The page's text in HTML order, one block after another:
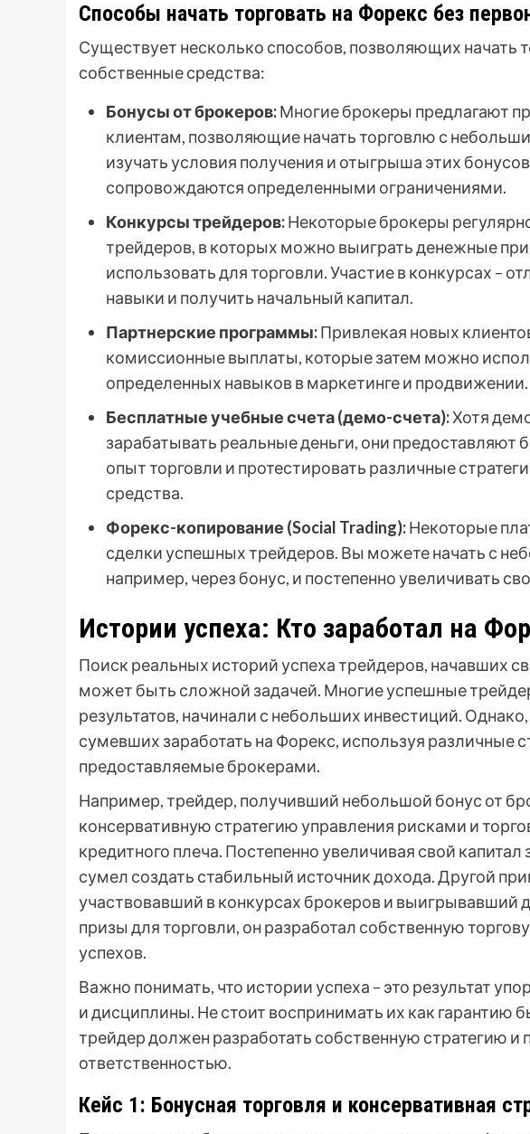
Способы начать торговать на Форекс без
Существует несколько способов, позволяющих начать
собственные средства:
Бонусы от брокеров:Многие брокеры предлагают
клиентам, позволяющие начать торговлю с
изучать условия получения и отыгрыша этих
сопровождаются определенными ограничениями.
Конкурсы трейдеров:Некоторые брокеры
трейдеров, в которых можно выиграть денежные
использовать для торговли. Участие в конкурсах –
навыки и получить начальный капитал.
Партнерские программы:Привлекая новых
комиссионные выплаты, которые затем можно
определенных навыков в маркетинге и продвижении.
Бесплатные учебные счета (демо-счета):Хотя
зарабатывать реальные деньги, они
опыт торговли и протестировать различные
средства.
Форекс-копирование (Social Trading):Некоторые
сделки успешных трейдеров. Вы можете начать с
например, через бонус, и постепенно увеличивать
Истории успеха: Кто заработал на
Поиск реальных историй успеха трейдеров, начавших
может быть сложной задачей. Многие успешные
результатов, начинали с небольших инвестиций.
сумевших заработать на Форекс, используя различные
предоставляемые брокерами.
Например, трейдер, получивший небольшой бонус от
консервативную стратегию управления рисками и
кредитного плеча. Постепенно увеличивая свой
сумел создать стабильный источник дохода. Другой
участвовавший в конкурсах брокеров и выигрывавший
призы для торговли, он разработал собственную
успехов.
Важно понимать, что истории успеха – это результат
и дисциплины. Не стоит воспринимать их как гарантию
трейдер должен разработать собственную стратегию и
ответственностью.
Кейс 1: Бонусная торговля и консервативная